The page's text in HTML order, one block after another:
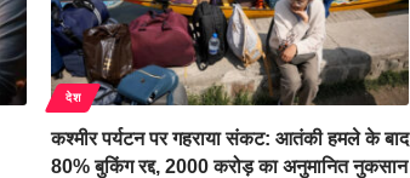
देश
कश्मीर पर्यटन पर गहराया संकट: आतंकी हमले के बाद
80% बुकिंग रद्द, 2000 करोड़ का अनुमानित नुकसान